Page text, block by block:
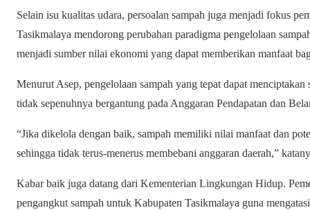
Selain isu kualitas udara, persoalan sampah juga menjadi fokus
Tasikmalaya mendorong perubahan paradigma pengelolaan
menjadi sumber nilai ekonomi yang dapat memberikan manfaat
Menurut Asep, pengelolaan sampah yang tepat dapat
tidak sepenuhnya bergantung pada Anggaran Pendapatan dan
“Jika dikelola dengan baik, sampah memiliki nilai manfaat dan
sehingga tidak terus-menerus membebani anggaran daerah,”
Kabar baik juga datang dari Kementerian Lingkungan Hidup.
pengangkut sampah untuk Kabupaten Tasikmalaya guna